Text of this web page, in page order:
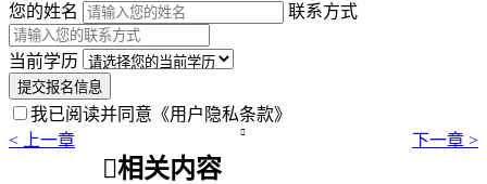
您的姓名 联系方式
当前学历
提交报名信息
我已阅读并同意 《用户隐私条款》
< 上一章
 下一章 >
相关内容